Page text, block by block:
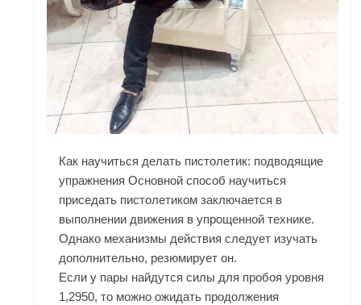
Как научиться делать пистолетик: подводящие
упражнения Основной способ научиться
приседать пистолетиком заключается в
выполнении движения в упрощенной технике.
Однако механизмы действия следует изучать
дополнительно, резюмирует он.
Если у пары найдутся силы для пробоя уровня
1,2950, то можно ожидать продолжения